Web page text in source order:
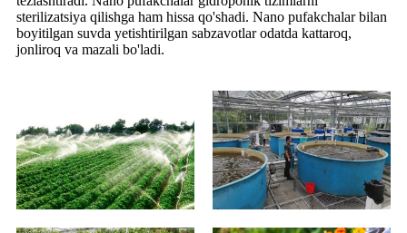
sterilizatsiya qilishga ham hissa qo'shadi. Nano pufakchalar bilan
boyitilgan suvda yetishtirilgan sabzavotlar odatda kattaroq,
jonliroq va mazali bo'ladi.